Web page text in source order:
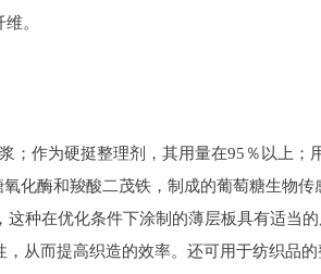
。
作为硬挺整理剂，其用量在95％以上；
化酶和羧酸二茂铁，制成的葡萄糖生物传
种在优化条件下涂制的薄层板具有适当
从而提高织造的效率。还可用于纺织品的